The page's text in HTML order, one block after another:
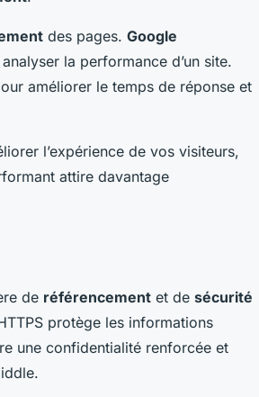
des pages. Google
la performance d’un site.
améliorer le temps de réponse et
l’expérience de vos visiteurs,
attire davantage
de référencement et de sécurité
protège les informations
une confidentialité renforcée et